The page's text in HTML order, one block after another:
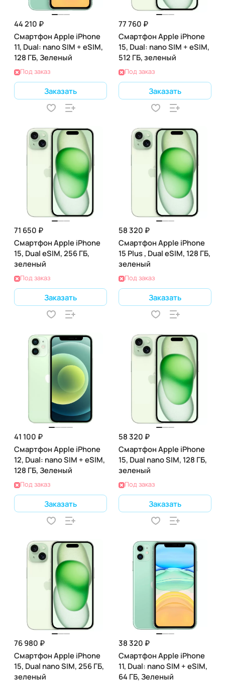
44 210 ₽
Смартфон Apple iPhone
11, Dual: nano SIM + eSIM,
128 ГБ, Зеленый
Под заказ
Заказать
77 760 ₽
Смартфон Apple iPhone
15, Dual: nano SIM + eSIM,
512 ГБ, зеленый
Под заказ
Заказать
71 650 ₽
Смартфон Apple iPhone
15, Dual eSIM, 256 ГБ,
зеленый
Под заказ
Заказать
58 320 ₽
Смартфон Apple iPhone
15 Plus , Dual eSIM, 128 ГБ,
зеленый
Под заказ
Заказать
41 100 ₽
Смартфон Apple iPhone
12, Dual: nano SIM + eSIM,
128 ГБ, Зеленый
Под заказ
Заказать
58 320 ₽
Смартфон Apple iPhone
15, Dual nano SIM, 128 ГБ,
зеленый
Под заказ
Заказать
76 980 ₽
Смартфон Apple iPhone
15, Dual nano SIM, 256 ГБ,
зеленый
38 320 ₽
Смартфон Apple iPhone
11, Dual: nano SIM + eSIM,
64 ГБ, Зеленый